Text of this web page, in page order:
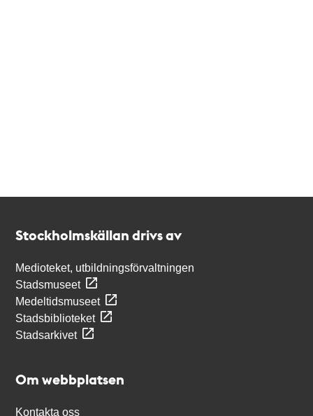
Stockholmskällan drivs av
Medioteket, utbildningsförvaltningen
Stadsmuseet
Medeltidsmuseet
Stadsbiblioteket
Stadsarkivet
Om webbplatsen
Kontakta oss